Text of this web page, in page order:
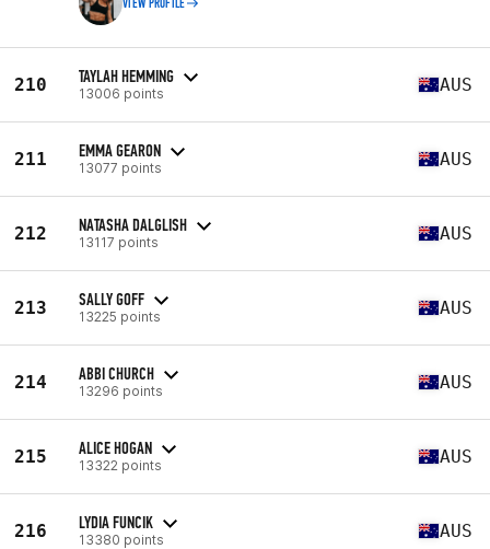
VIEW PROFILE
210 TAYLAH HEMMING
13006 points AUS
211 EMMA GEARON
13077 points AUS
212 NATASHA DALGLISH
13117 points AUS
213 SALLY GOFF
13225 points AUS
214 ABBI CHURCH
13296 points AUS
215 ALICE HOGAN
13322 points AUS
216 LYDIA FUNCIK
13380 points AUS